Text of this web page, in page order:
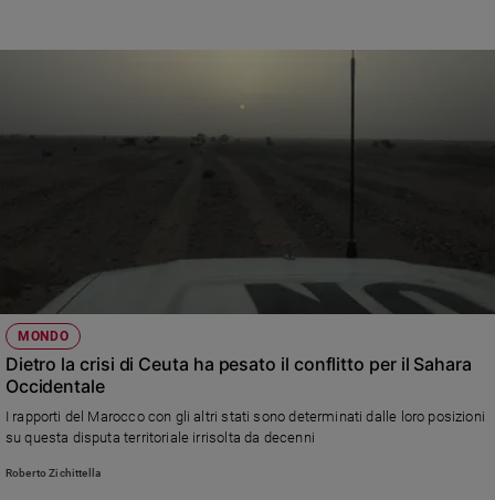
Aziende
Costume
Cultura
e
spettacoli
Sanremo
2026
Cinema,
MONDO
Dietro la crisi di Ceuta ha pesato il conflitto per il Sahara
Occidentale
I rapporti del Marocco con gli altri stati sono determinati dalle loro posizioni
su questa disputa territoriale irrisolta da decenni
Roberto Zichittella